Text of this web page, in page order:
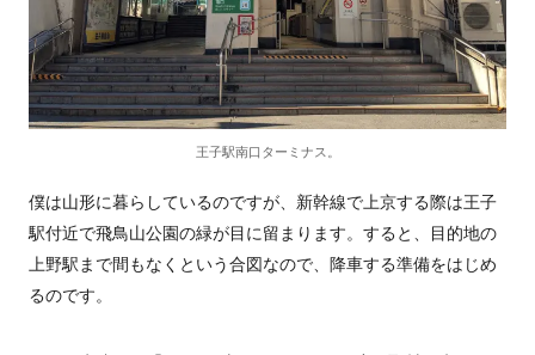
王子駅南口ターミナス。
僕は山形に暮らしているのですが、新幹線で上京する際は王子
駅付近で飛鳥山公園の緑が目に留まります。すると、目的地の
上野駅まで間もなくという合図なので、降車する準備をはじめ
るのです。